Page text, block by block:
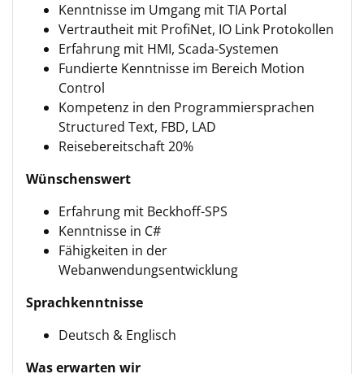
Kenntnisse im Umgang mit TIA Portal
Vertrautheit mit ProfiNet, IO Link Protokollen
Erfahrung mit HMI, Scada-Systemen
Fundierte Kenntnisse im Bereich Motion
Control
Kompetenz in den Programmiersprachen
Structured Text, FBD, LAD
Reisebereitschaft 20%
Wünschenswert
Erfahrung mit Beckhoff-SPS
Kenntnisse in C#
Fähigkeiten in der
Webanwendungsentwicklung
Sprachkenntnisse
Deutsch & Englisch
Was erwarten wir